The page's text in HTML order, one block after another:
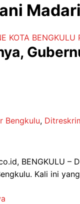
Madari
KOTA BENGKULU
Bengkulu,
BENGKULU –
Kali ini yang